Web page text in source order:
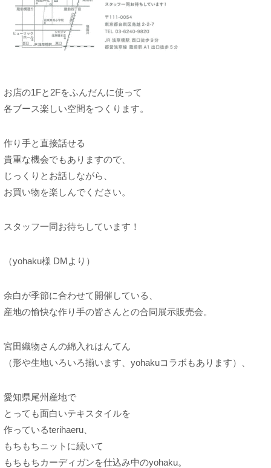
お店の1Fと2Fをふんだんに使って
各ブース楽しい空間をつくります。
作り手と直接話せる
貴重な機会でもありますので、
じっくりとお話しながら、
お買い物を楽しんでください。
スタッフ一同お待ちしています！
（yohaku様 DMより）
余白が季節に合わせて開催している、
産地の愉快な作り手の皆さんとの合同展示販売会。
宮田織物さんの綿入れはんてん
（形や生地いろいろ揃います、yohakuコラボもあります）、
愛知県尾州産地で
とっても面白いテキスタイルを
作っているterihaeru、
もちもちニットに続いて
もちもちカーディガンを仕込み中のyohaku。